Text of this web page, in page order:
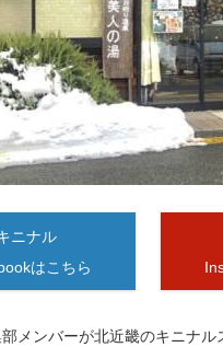
ニナル
はこちら
メンバーが北近畿のキニナル